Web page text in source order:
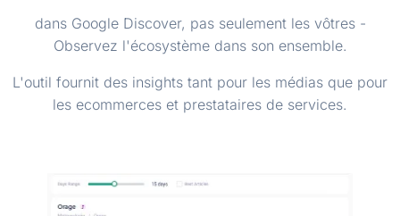
dans Google Discover, pas seulement les vôtres -
Observez l'écosystème dans son ensemble.
L'outil fournit des insights tant pour les médias que pour
les ecommerces et prestataires de services.